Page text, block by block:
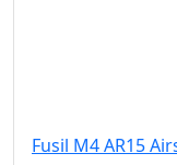
Fusil M4 AR15